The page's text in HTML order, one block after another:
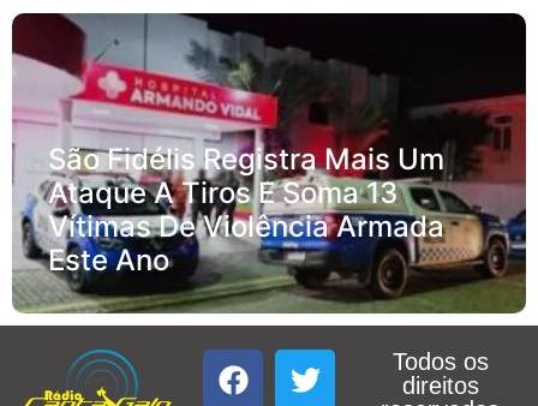
São Fidélis Registra Mais Um
Ataque A Tiros E Soma 13
Vítimas De Violência Armada
Este Ano
Todos os
direitos